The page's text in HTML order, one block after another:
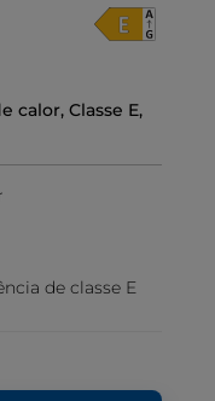
calor, Classe E,
de classe E